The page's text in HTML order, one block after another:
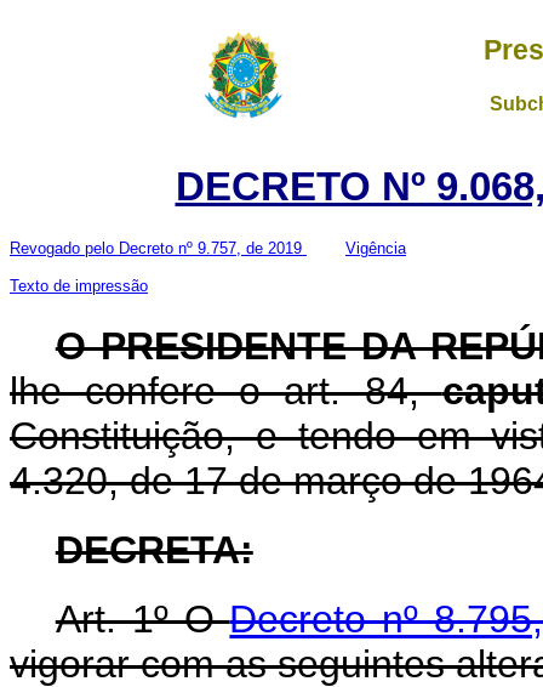
DECRETO Nº
Revogado pelo Decreto nº 9.757, de 2019 Vigência
Texto de impressão
O PRESIDENTE DA
lhe confere o art. 84,
Constituição, e tendo em
4.320, de 17 de março de
DECRETA:
Art. 1º ODecreto nº
vigorar com as seguintes